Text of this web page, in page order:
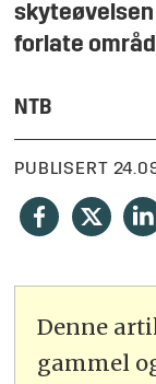
skyteøvelsen
forlate
NTB
PUBLISERT
Denne
gammel